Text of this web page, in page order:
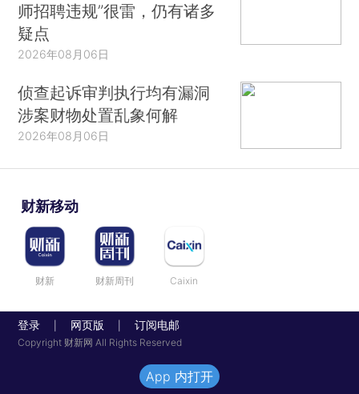
师招聘违规”很雷，仍有诸多
疑点
2026年08月06日
侦查起诉审判执行均有漏洞
涉案财物处置乱象何解
2026年08月06日
财新移动
财新 财新周刊 Caixin
登录 网页版 订阅电邮
Copyright 财新网 All Rights Reserved
App 内打开